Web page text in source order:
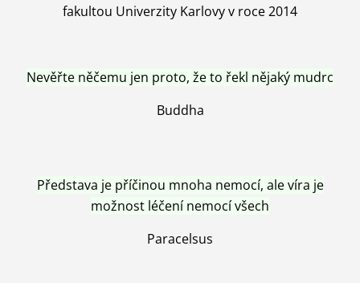
fakultou Univerzity Karlovy v roce 2014
Nevěřte něčemu jen proto, že to řekl nějaký mudrc
Buddha
Představa je příčinou mnoha nemocí, ale víra je
možnost léčení nemocí všech
Paracelsus